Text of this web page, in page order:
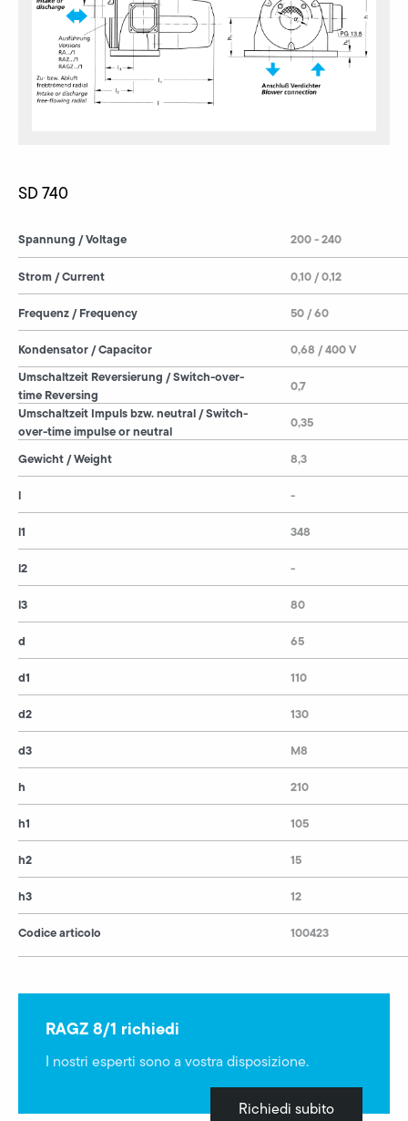
SD 740
Spannung / Voltage
Strom / Current
Frequenz / Frequency
Kondensator / Capacitor
Umschaltzeit Reversierung / Switch-over-
time Reversing
Umschaltzeit Impuls bzw. neutral / Switch-
over-time impulse or neutral
Gewicht / Weight
l
l1
l2
l3
d
d1
d2
d3
h
h1
h2
h3
Codice articolo
200 - 240
0,10 / 0,12
50 / 60
0,68 / 400 V
0,7
0,35
8,3
-
348
-
80
65
110
130
M8
210
105
15
12
100423
RAGZ 8/1 richiedi
I nostri esperti sono a vostra disposizione.
Richiedi subito